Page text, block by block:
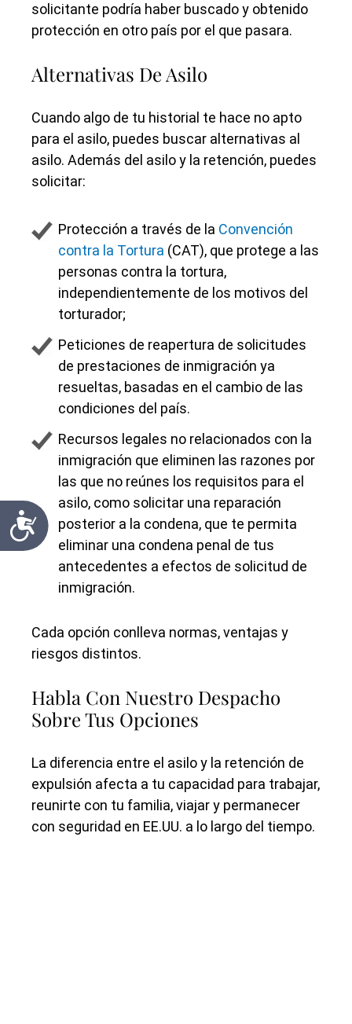
Accessibility
solicitante podría haber buscado y obtenido
protección en otro país por el que pasara.
Alternativas De Asilo
Cuando algo de tu historial te hace no apto
para el asilo, puedes buscar alternativas al
asilo. Además del asilo y la retención, puedes
solicitar:
Protección a través de la Convención
contra la Tortura (CAT), que protege a las
personas contra la tortura,
independientemente de los motivos del
torturador;
Peticiones de reapertura de solicitudes
de prestaciones de inmigración ya
resueltas, basadas en el cambio de las
condiciones del país.
Recursos legales no relacionados con la
inmigración que eliminen las razones por
las que no reúnes los requisitos para el
asilo, como solicitar una reparación
posterior a la condena, que te permita
eliminar una condena penal de tus
antecedentes a efectos de solicitud de
inmigración.
Cada opción conlleva normas, ventajas y
riesgos distintos.
Habla Con Nuestro Despacho
Sobre Tus Opciones
La diferencia entre el asilo y la retención de
expulsión afecta a tu capacidad para trabajar,
reunirte con tu familia, viajar y permanecer
con seguridad en EE.UU. a lo largo del tiempo.